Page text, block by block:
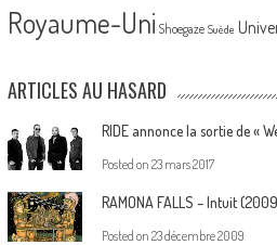
Royaume-Uni Shoegaze Suède
ARTICLES AU HASARD
RIDE annonce la sortie de «
Posted on 23 mars 2017
RAMONA FALLS – Intuit
Posted on 23 décembre 2009